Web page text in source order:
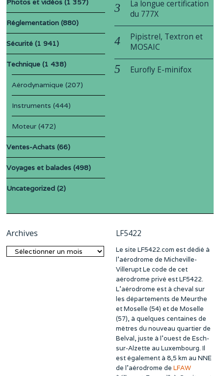
Réglementation (880)
Sécurité (1 941)
Technique (1 438)
Aérodynamique (207)
Instruments (444)
Moteur (472)
Ventes-Achats (66)
Voyages et balades (498)
Uncategorized (2)
La longue certification
du 777X
Pipistrel, Textron et
MOSAIC
Eurofly E-minifox
Archives
Archives
LF5422
Le site LF5422.com est dédié à
l’aérodrome de Micheville-
Villerupt Le code de cet
aérodrome privé est LF5422.
L’aérodrome est à cheval sur
les départements de Meurthe
et Moselle (54) et de Moselle
(57), à quelques centaines de
mètres du nouveau quartier de
Belval, juste à l’ouest de Esch-
sur-Alzette au Luxembourg. Il
est également à 8,5 km au NNE
de l’aérodrome de LFAW